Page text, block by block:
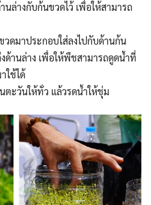
Search
นล่างกับก้นขวดไว้ เพื่อให้สามารถ
ดมาประกอบใส่ลงไปกับด้านก้น
ด้านล่าง เพื่อให้พืชสามารถดูดน้ำที่
ใช้ได้
ตะวันให้ทั่ว แล้วรดน้ำให้ชุ่ม